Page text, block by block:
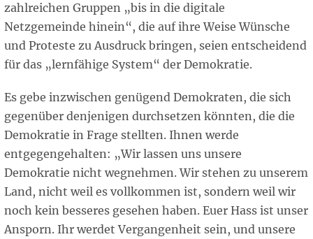
zahlreichen Gruppen „bis in die digitale
Netzgemeinde hinein“, die auf ihre Weise Wünsche
und Proteste zu Ausdruck bringen, seien entscheidend
für das „lernfähige System“ der Demokratie.
Es gebe inzwischen genügend Demokraten, die sich
gegenüber denjenigen durchsetzen könnten, die die
Demokratie in Frage stellten. Ihnen werde
entgegengehalten: „Wir lassen uns unsere
Demokratie nicht wegnehmen. Wir stehen zu unserem
Land, nicht weil es vollkommen ist, sondern weil wir
noch kein besseres gesehen haben. Euer Hass ist unser
Ansporn. Ihr werdet Vergangenheit sein, und unsere